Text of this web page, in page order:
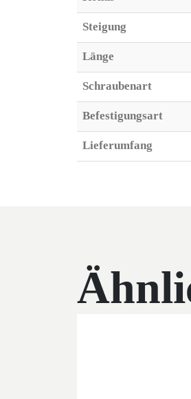
Steigung
Länge
Schraubenart
Befestigungsart
Lieferumfang